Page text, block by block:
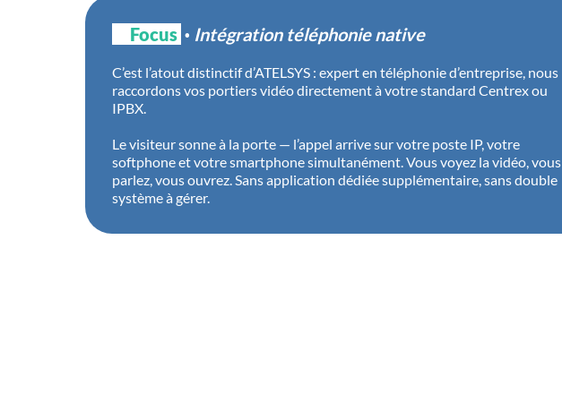
Focus · Intégration téléphonie native
C’est l’atout distinctif d’ATELSYS : expert en téléphonie d’entreprise, nous
raccordons vos portiers vidéo directement à votre standard Centrex ou
IPBX.
Le visiteur sonne à la porte — l’appel arrive sur votre poste IP, votre
softphone et votre smartphone simultanément. Vous voyez la vidéo, vous
parlez, vous ouvrez. Sans application dédiée supplémentaire, sans double
système à gérer.